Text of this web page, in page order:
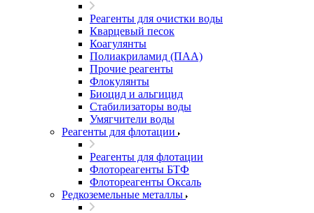
Реагенты для очистки воды
Кварцевый песок
Коагулянты
Полиакриламид (ПАА)
Прочие реагенты
Флокулянты
Биоцид и альгицид
Стабилизаторы воды
Умягчители воды
Реагенты для флотации
Реагенты для флотации
Флотореагенты БТФ
Флотореагенты Оксаль
Редкоземельные металлы